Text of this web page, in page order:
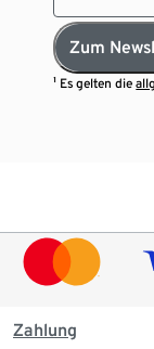
Zum
¹ Es gelten die
Zahlung